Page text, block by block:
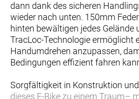
dann dank des sicheren
wieder nach unten. 150mm
hinten bewältigen jedes Gelände
TracLoc-Technologie ermöglicht
Handumdrehen anzupassen,
Bedingungen effizient fahren
Sorgfältigkeit in Konstruktion
dieses E-Bike zu einem Traum–